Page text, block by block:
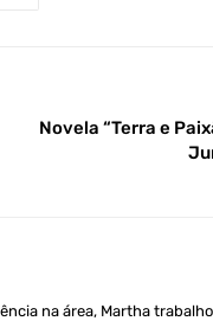
Novela “Terra e
na área, Martha